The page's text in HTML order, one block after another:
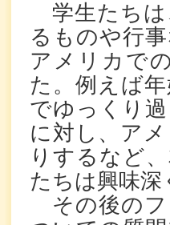
学生たちは
るものや行
アメリカで
た。例えば
でゆっくり
に対し、ア
りするなど
たちは興味
その後のフ